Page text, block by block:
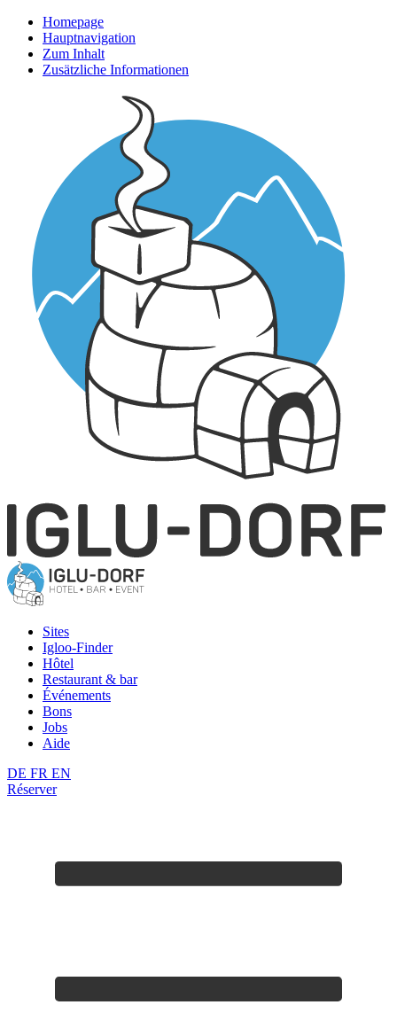
Homepage
Hauptnavigation
Zum Inhalt
Zusätzliche Informationen
Sites
Igloo-Finder
Hôtel
Restaurant & bar
Événements
Bons
Jobs
Aide
DE FR EN
Réserver